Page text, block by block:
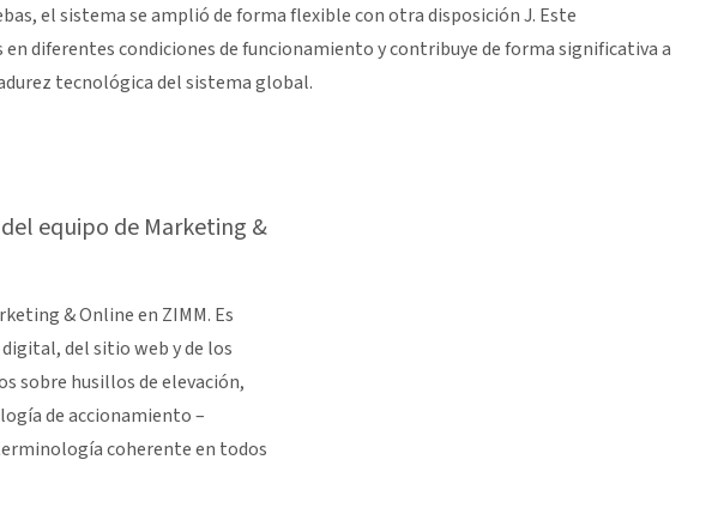
el sistema se amplió de forma flexible con otra disposición J. Este
diferentes condiciones de funcionamiento y contribuye de forma significativa a
tecnológica del sistema global.
equipo de Marketing &
& Online en ZIMM. Es
del sitio web y de los
sobre husillos de elevación,
de accionamiento –
coherente en todos